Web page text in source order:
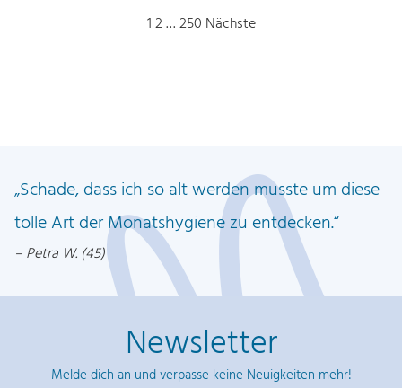
n
n
u
m
m
12…250 Nächste
Schade, dass ich so alt werden musste um diese
tolle Art der Monatshygiene zu entdecken.
Petra W. (45)
Newsletter
Melde dich an und verpasse keine Neuigkeiten mehr!